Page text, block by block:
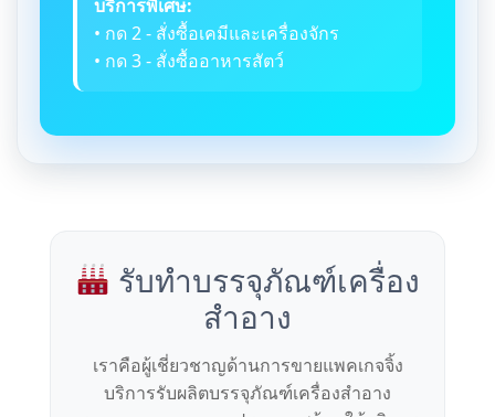
บริการพิเศษ:
• กด 2 - สั่งซื้อเคมีและเครื่องจักร
• กด 3 - สั่งซื้ออาหารสัตว์
รับทำบรรจุภัณฑ์เครื่อง
สำอาง
เราคือผู้เชี่ยวชาญด้านการขายแพคเกจจิ้ง
บริการรับผลิตบรรจุภัณฑ์เครื่องสำอาง